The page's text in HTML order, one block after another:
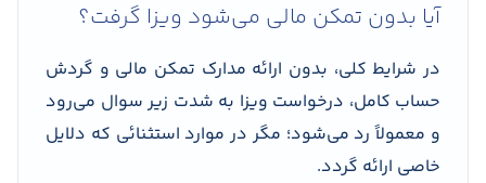
آیا بدون تمکن مالی می‌شود ویزا گرفت؟
در شرایط کلی، بدون ارائه مدارک تمکن مالی و گردش
حساب کامل، درخواست ویزا به شدت زیر سوال می‌رود
و معمولاً رد می‌شود؛ مگر در موارد استثنائی که دلایل
خاصی ارائه گردد.